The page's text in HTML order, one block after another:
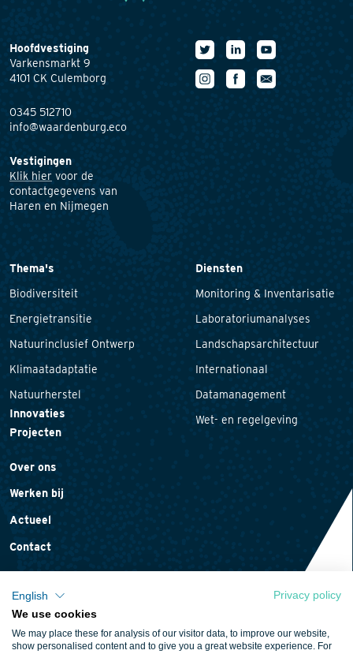
Hoofdvestiging
Varkensmarkt 9
4101 CK Culemborg
0345 512710
info@waardenburg.eco
Vestigingen
Klik hier voor de
contactgegevens van
Haren en Nijmegen
Thema's
Biodiversiteit
Energietransitie
Natuurinclusief Ontwerp
Klimaatadaptatie
Natuurherstel
Innovaties
Projecten
Diensten
Monitoring & Inventarisatie
Laboratoriumanalyses
Landschapsarchitectuur
Internationaal
Datamanagement
Wet- en regelgeving
Over ons
Werken bij
Actueel
Contact
Cookieverklaring
English
Privacy policy
We use cookies
We may place these for analysis of our visitor data, to improve our website,
show personalised content and to give you a great website experience. For